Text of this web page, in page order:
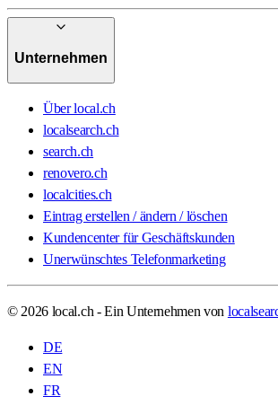
Unternehmen
Über local.ch
localsearch.ch
search.ch
renovero.ch
localcities.ch
Eintrag erstellen / ändern / löschen
Kundencenter für Geschäftskunden
Unerwünschtes Telefonmarketing
© 2026 local.ch - Ein Unternehmen von
DE
EN
FR